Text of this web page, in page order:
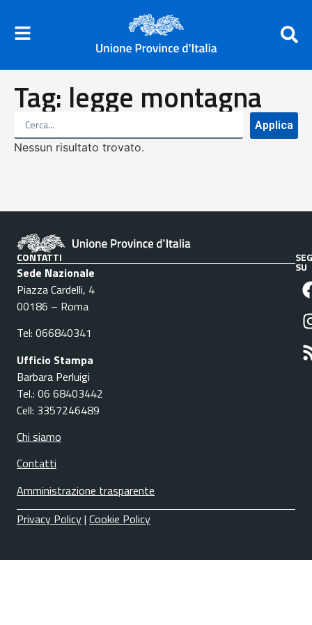
Tag: legge montagna
Applica
Nessun risultato trovato.
CONTATTI
Sede Nazionale
Piazza Cardelli, 4
00186 – Roma
Tel: 066840341
Ufficio Stampa
Barbara Perluigi
Tel.: 06 68403442
Cell: 3357246489
Chi siamo
Contatti
Amministrazione trasparente
SU
Privacy Policy| Cookie Policy